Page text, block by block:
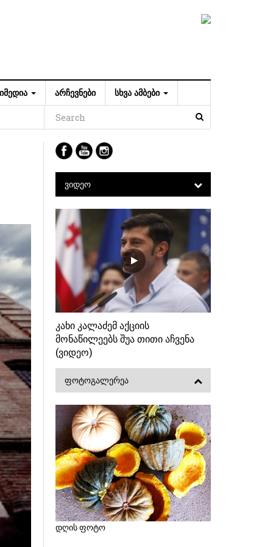
ᲐᲠᲩᲔᲕᲜᲔᲑᲘ ᲡᲮᲕᲐ ᲐᲛᲑᲔᲑᲘ
ᲕᲘᲓᲔᲝ
კახი კალაძემ აქციის
მონაწილეებს შუა თითი აჩვენა
(ვიდეო)
ᲤᲝᲢᲝᲒᲐᲚᲔᲠᲔᲐ
დღის ფოტო